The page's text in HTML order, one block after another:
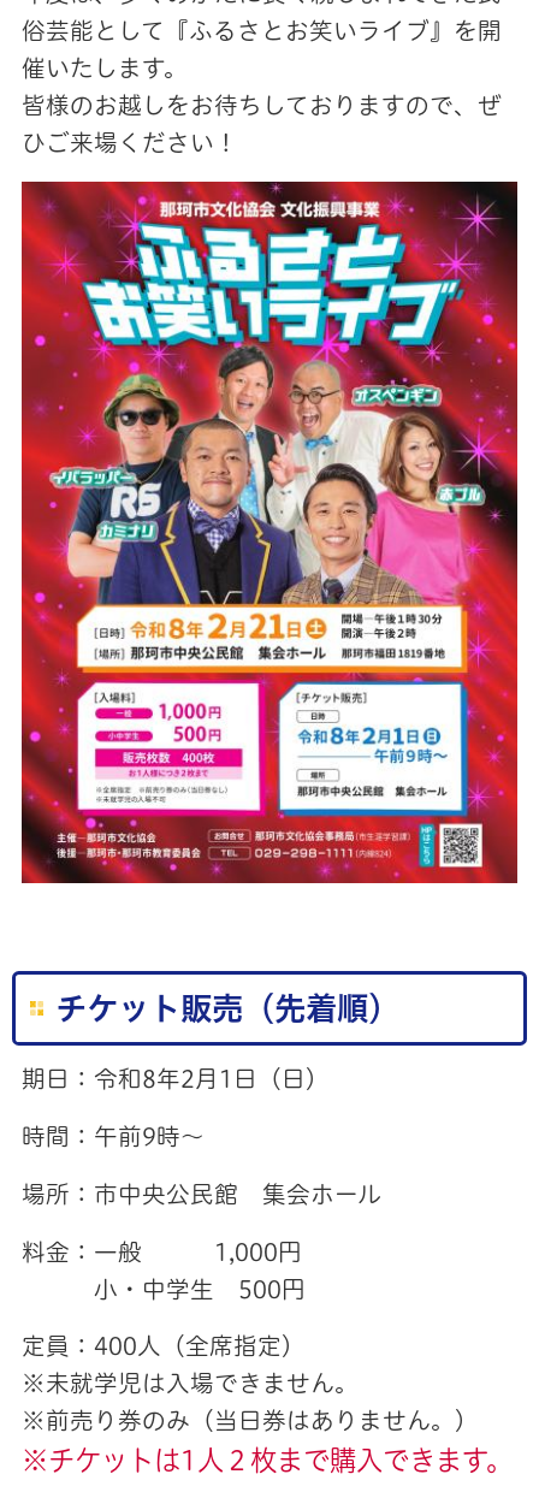
俗芸能として『ふるさとお笑いライブ』を開
催いたします。
皆様のお越しをお待ちしておりますので、ぜ
ひご来場ください！
チケット販売（先着順）
期日：令和8年2月1日（日）
時間：午前9時～
場所：市中央公民館 集会ホール
料金：一般 1,000円
小・中学生 500円
定員：400人（全席指定）
※未就学児は入場できません。
※前売り券のみ（当日券はありません。）
※チケットは1人２枚まで購入できます。